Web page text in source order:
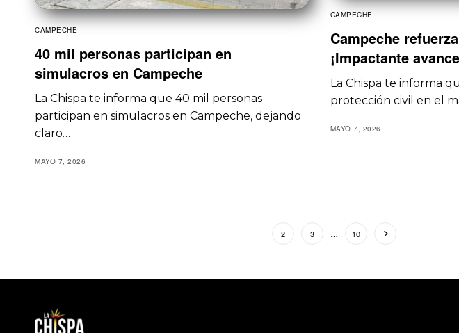
CAMPECHE
40 mil personas participan en
simulacros en Campeche
La Chispa te informa que 40 mil personas
participan en simulacros en Campeche, dejando
claro…
MAYO 7, 2026
CAMPECHE
Campeche
¡Impactante
La Chispa te informa
protección civil en el
MAYO 7, 2026
2 3 … 10